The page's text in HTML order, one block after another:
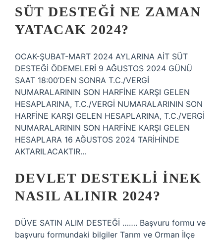
SÜT DESTEĞI NE ZAMAN
YATACAK 2024?
OCAK-ŞUBAT-MART 2024 AYLARINA AİT SÜT
DESTEĞİ ÖDEMELERİ 9 AĞUSTOS 2024 GÜNÜ
SAAT 18:00’DEN SONRA T.C./VERGİ
NUMARALARININ SON HARFİNE KARŞI GELEN
HESAPLARINA, T.C./VERGİ NUMARALARININ SON
HARFİNE KARŞI GELEN HESAPLARINA, T.C./VERGİ
NUMARALARININ SON HARFİNE KARŞI GELEN
HESAPLARA 16 AĞUSTOS 2024 TARİHİNDE
AKTARILACAKTIR…
DEVLET DESTEKLI INEK
NASIL ALINIR 2024?
DÜVE SATIN ALIM DESTEĞİ ……. Başvuru formu ve
başvuru formundaki bilgiler Tarım ve Orman İlçe